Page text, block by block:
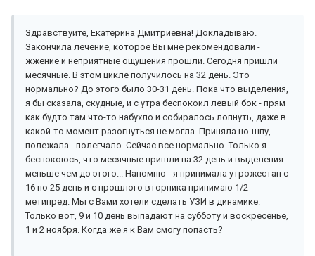
Здравствуйте, Екатерина Дмитриевна! Докладываю.
Закончила лечение, которое Вы мне рекомендовали -
жжение и неприятные ощущения прошли. Сегодня пришли
месячные. В этом цикле получилось на 32 день. Это
нормально? До этого было 30-31 день. Пока что выделения,
я бы сказала, скудные, и с утра беспокоил левый бок - прям
как будто там что-то набухло и собиралось лопнуть, даже в
какой-то момент разогнуться не могла. Приняла но-шпу,
полежала - полегчало. Сейчас все нормально. Только я
беспокоюсь, что месячные пришли на 32 день и выделения
меньше чем до этого... Напомню - я принимала утрожестан с
16 по 25 день и с прошлого вторника принимаю 1/2
метипред. Мы с Вами хотели сделать УЗИ в динамике.
Только вот, 9 и 10 день выпадают на субботу и воскресенье,
1 и 2 ноября. Когда же я к Вам смогу попасть?